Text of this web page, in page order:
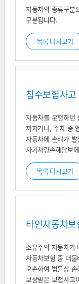
자동차의 종류구분
구분됩니다.
목록 다시보기
침수보험사고
자동차를 운행하던
꺼지거나, 주차 중
자동차에 손해가
자기차량손해담보
목록 다시보기
타인자동차
소유주의 자동차가
자동차보험 중 대
오손하여 법률상
보상받은 보험사고